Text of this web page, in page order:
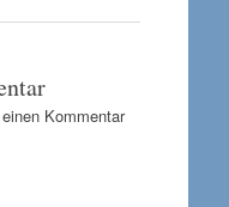
Kommentar